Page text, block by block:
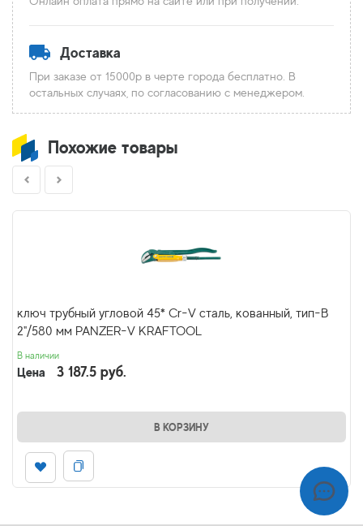
Доставка
При заказе от 15000р в черте города бесплатно. В
остальных случаях, по согласованию с менеджером.
Похожие товары
ключ трубный угловой 45* Cr-V сталь, кованный, тип-В
2"/580 мм PANZER-V KRAFTOOL
В наличии
Цена 3 187.5 руб.
В КОРЗИНУ